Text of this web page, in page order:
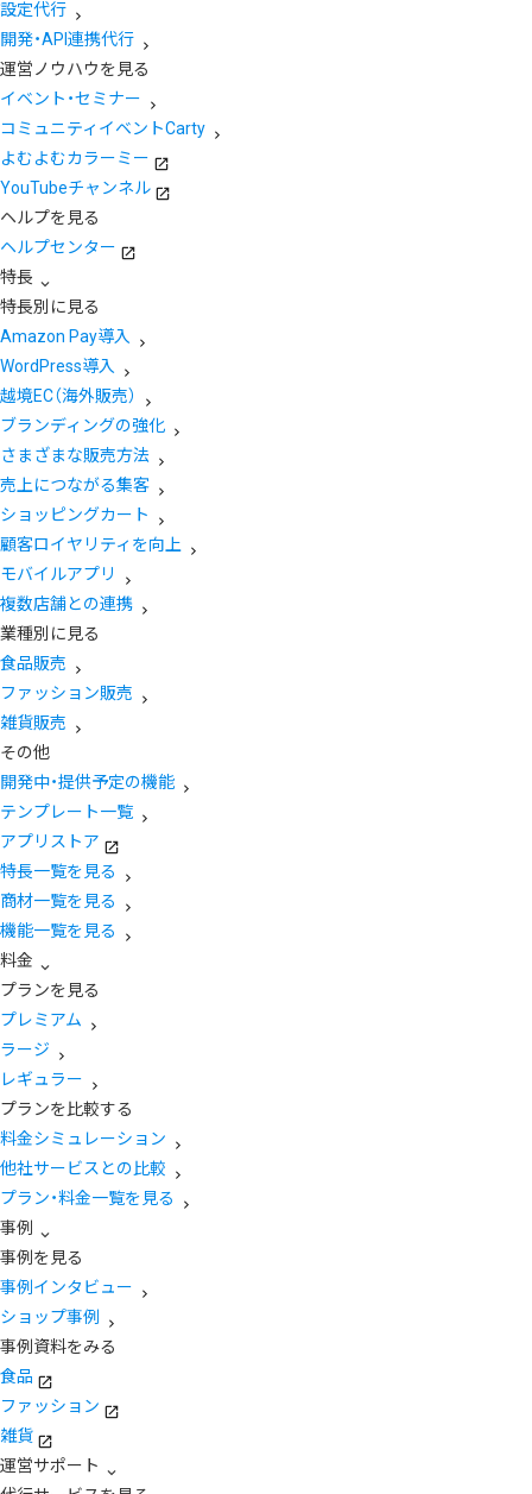
設定代行
開発・API連携代行
運営ノウハウを見る
イベント・セミナー
コミュニティイベントCarty
よむよむカラーミー
YouTubeチャンネル
ヘルプを見る
ヘルプセンター
特長
特長別に見る
Amazon Pay導入
WordPress導入
越境EC（海外販売）
ブランディングの強化
さまざまな販売方法
売上につながる集客
ショッピングカート
顧客ロイヤリティを向上
モバイルアプリ
複数店舗との連携
業種別に見る
食品販売
ファッション販売
雑貨販売
その他
開発中・提供予定の機能
テンプレート一覧
アプリストア
特長一覧を見る
商材一覧を見る
機能一覧を見る
料金
プランを見る
プレミアム
ラージ
レギュラー
プランを比較する
料金シミュレーション
他社サービスとの比較
プラン・料金一覧を見る
事例
事例を見る
事例インタビュー
ショップ事例
事例資料をみる
食品
ファッション
雑貨
運営サポート